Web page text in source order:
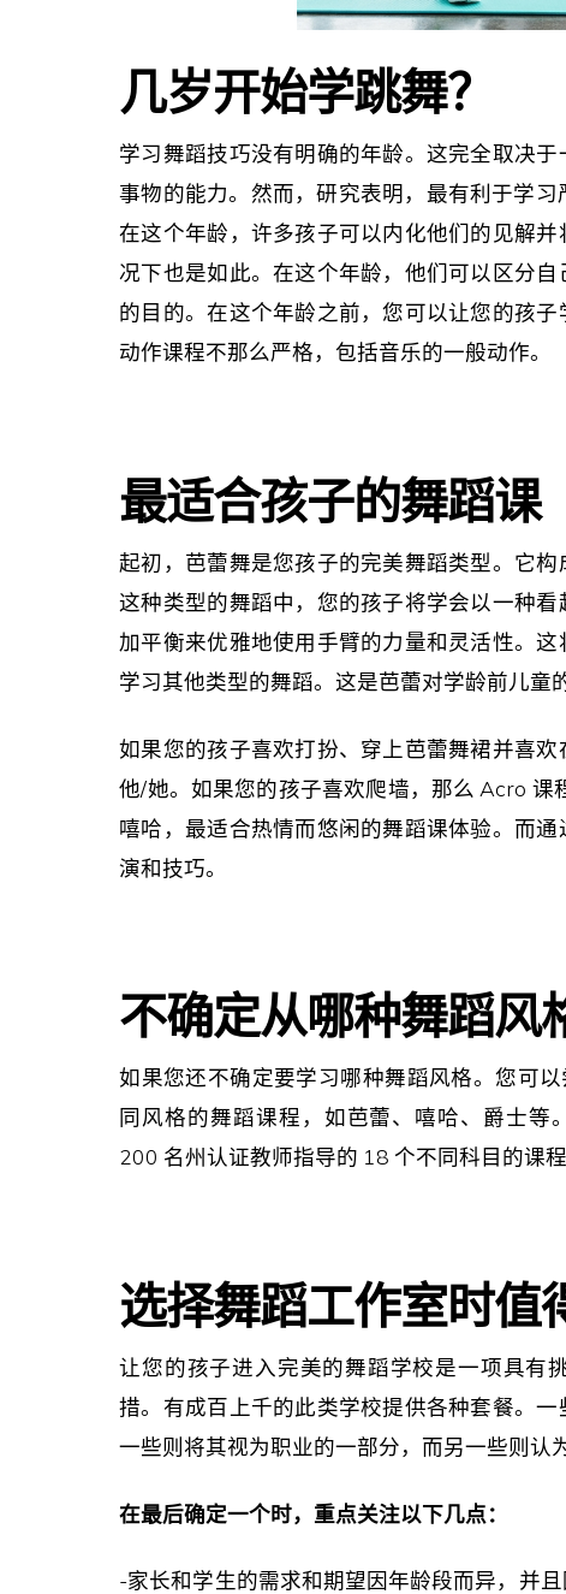
几岁开始学跳舞？
学习舞蹈技巧没有明确的年龄。这完全取决
事物的能力。然而，研究表明，最有利于学
在这个年龄，许多孩子可以内化他们的见解
况下也是如此。在这个年龄，他们可以区分
的目的。在这个年龄之前，您可以让您的孩子
动作课程不那么严格，包括音乐的一般动作。
最适合孩子的舞蹈课
起初，芭蕾舞是您孩子的完美舞蹈类型。它
这种类型的舞蹈中，您的孩子将学会以一种
加平衡来优雅地使用手臂的力量和灵活性。
学习其他类型的舞蹈。这是芭蕾对学龄前儿童
如果您的孩子喜欢打扮、穿上芭蕾舞裙并喜
他/她。如果您的孩子喜欢爬墙，那么 Acro
嘻哈，最适合热情而悠闲的舞蹈课体验。而
演和技巧。
不确定从哪种舞蹈风
如果您还不确定要学习哪种舞蹈风格。您可
同风格的舞蹈课程，如芭蕾、嘻哈、爵士等
200 名州认证教师指导的 18 个不同科目的课程
选择舞蹈工作室时值
让您的孩子进入完美的舞蹈学校是一项具有
措。有成百上千的此类学校提供各种套餐。
一些则将其视为职业的一部分，而另一些则认
在最后确定一个时，重点关注以下几点：
-家长和学生的需求和期望因年龄段而异，并